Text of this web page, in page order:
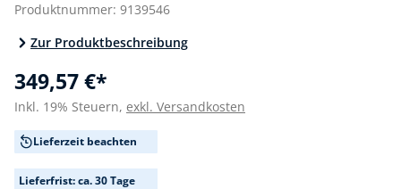
Produktnummer: 9139546
Zur Produktbeschreibung
349,57 €*
Inkl. 19% Steuern, exkl. Versandkosten
Lieferzeit beachten
Lieferfrist: ca. 30 Tage